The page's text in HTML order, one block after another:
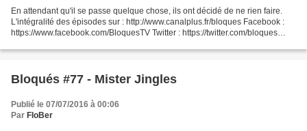
En attendant qu'il se passe quelque chose, ils ont décidé de ne rien faire.
L'intégralité des épisodes sur : http://www.canalplus.fr/bloques Facebook :
https://www.facebook.com/BloquesTV Twitter : https://twitter.com/bloques
Bloqués #77 - Mister Jingles
Publié le 07/07/2016 à 00:06
Par FloBer